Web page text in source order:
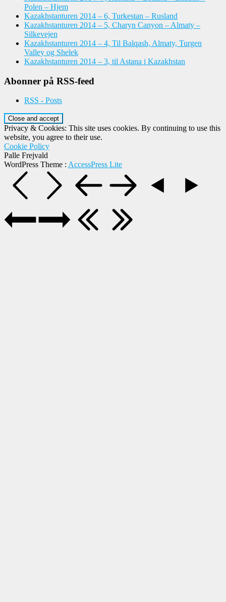
Polen – Hjem
Kazakhstanturen 2014 – 6, Turkestan – Rusland
Kazakhstanturen 2014 – 5, Charyn Canyon – Almaty –
Silkevejen
Kazakhstanturen 2014 – 4, Til Balqash, Almaty, Turgen
Valley og Shelek
Kazakhstanturen 2014 – 3, til Astana i Kazakhstan
Abonner på RSS-feed
RSS - Posts
Privacy & Cookies: This site uses cookies. By continuing to use this
website, you agree to their use.
Cookie Policy
Palle Frejvald
WordPress Theme : AccessPress Lite